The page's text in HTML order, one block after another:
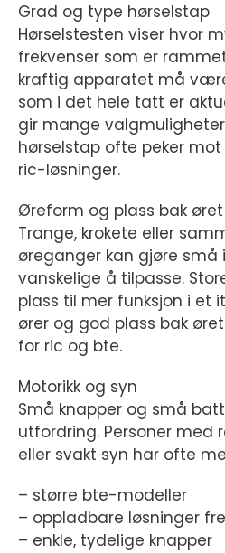
Grad og type hørselstap
Hørselstesten viser hvor
frekvenser som er
kraftig apparatet må
som i det hele tatt er
gir mange
hørselstap ofte peker
ric-løsninger.
Øreform og plass bak øret
Trange, krokete eller
øreganger kan gjøre
vanskelige å tilpasse.
plass til mer funksjon i et
ører og god plass bak
for ric og bte.
Motorikk og syn
Små knapper og små
utfordring. Personer med
eller svakt syn har ofte
– større bte-modeller
– oppladbare løsninger
– enkle, tydelige knapper